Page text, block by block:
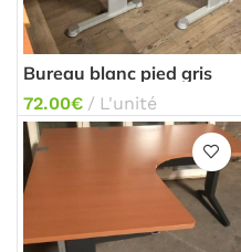
Bureau blanc pied gris
72.00€ L'unité